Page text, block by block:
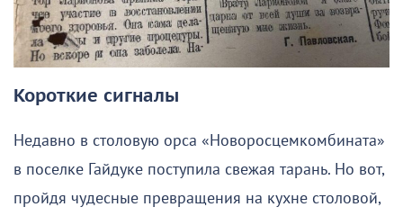
Короткие сигналы
Недавно в столовую орса «Новоросцемкомбината»
в поселке Гайдуке поступила свежая тарань. Но вот,
пройдя чудесные превращения на кухне столовой,